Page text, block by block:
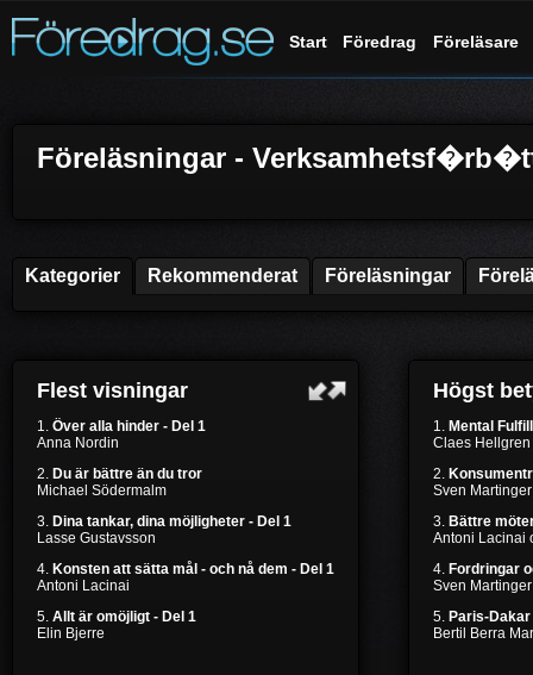
Start Föredrag Föreläsare
Föreläsningar -
Kategorier Rekommenderat Föreläsningar
Flest visningar
1. Över alla hinder - Del 1
Anna Nordin
2. Du är bättre än du tror
Michael Södermalm
3. Dina tankar, dina möjligheter - Del 1
Lasse Gustavsson
4. Konsten att sätta mål - och nå dem - Del 1
Antoni Lacinai
5. Allt är omöjligt - Del 1
Elin Bjerre
Högst
1. Mental
Claes Hellgren
2.
Sven Martinger
3. Bättre
Antoni Lacinai
4. Fordringar
Sven Martinger
5. Paris-Dakar
Bertil Berra